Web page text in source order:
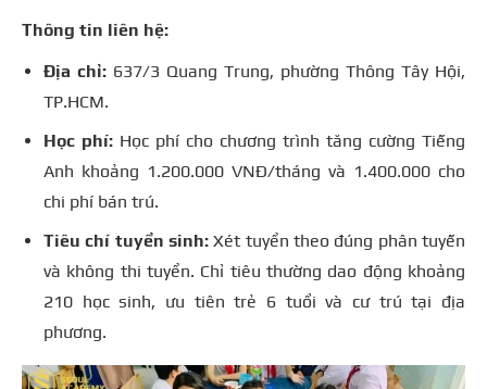
Thông tin liên hệ:
Địa chỉ: 637/3 Quang Trung, phường Thông Tây Hội,
TP.HCM.
Học phí: Học phí cho chương trình tăng cường Tiếng
Anh khoảng 1.200.000 VNĐ/tháng và 1.400.000 cho
chi phí bán trú.
Tiêu chí tuyển sinh: Xét tuyển theo đúng phân tuyến
và không thi tuyển. Chỉ tiêu thường dao động khoảng
210 học sinh, ưu tiên trẻ 6 tuổi và cư trú tại địa
phương.